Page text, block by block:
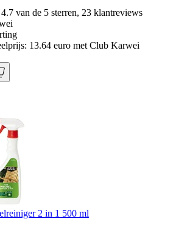
van de 5 sterren, 23 klantreviews
13.64 euro met Club Karwei
2 in 1 500 ml